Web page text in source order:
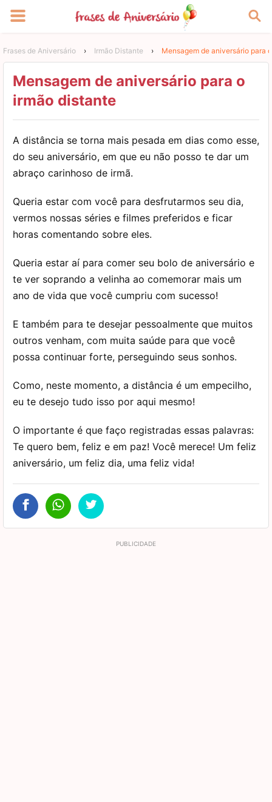
Frases de Aniversário › Irmão Distante › Mensagem de aniversário para
Mensagem de aniversário para o
irmão distante
A distância se torna mais pesada em dias como esse,
do seu aniversário, em que eu não posso te dar um
abraço carinhoso de irmã.
Queria estar com você para desfrutarmos seu dia,
vermos nossas séries e filmes preferidos e ficar
horas comentando sobre eles.
Queria estar aí para comer seu bolo de aniversário e
te ver soprando a velinha ao comemorar mais um
ano de vida que você cumpriu com sucesso!
E também para te desejar pessoalmente que muitos
outros venham, com muita saúde para que você
possa continuar forte, perseguindo seus sonhos.
Como, neste momento, a distância é um empecilho,
eu te desejo tudo isso por aqui mesmo!
O importante é que faço registradas essas palavras:
Te quero bem, feliz e em paz! Você merece! Um feliz
aniversário, um feliz dia, uma feliz vida!